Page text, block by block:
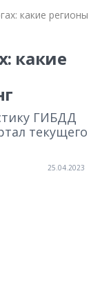
какие регионы
какие
ГИБДД
текущего
25.04.2023